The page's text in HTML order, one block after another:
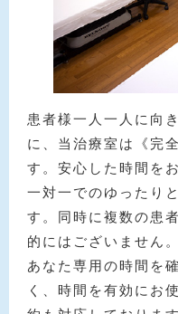
患者様一人一人に向
に、当治療室は《完
す。安心した時間を
一対一でのゆったり
す。同時に複数の患
的にはございません。
あなた専用の時間を
く、時間を有効にお